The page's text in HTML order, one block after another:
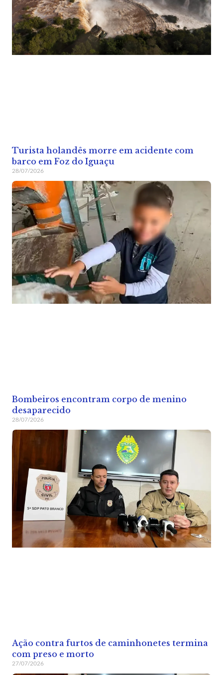
Turista holandês morre em acidente com
barco em Foz do Iguaçu
28/07/2026
Bombeiros encontram corpo de menino
desaparecido
28/07/2026
Ação contra furtos de caminhonetes termina
com preso e morto
27/07/2026